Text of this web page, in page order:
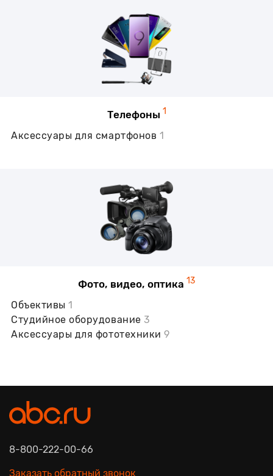
Телефоны 1
Аксессуары для смартфонов 1
Фото, видео, оптика 13
Объективы1
Студийное оборудование 3
Аксессуары для фототехники9
8-800-222-00-66
Заказать обратный звонок